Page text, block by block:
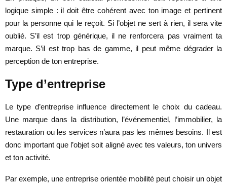
logique simple : il doit être cohérent avec ton image et pertinent
pour la personne qui le reçoit. Si l’objet ne sert à rien, il sera vite
oublié. S’il est trop générique, il ne renforcera pas vraiment ta
marque. S’il est trop bas de gamme, il peut même dégrader la
perception de ton entreprise.
Type d’entreprise
Le type d’entreprise influence directement le choix du cadeau.
Une marque dans la distribution, l’événementiel, l’immobilier, la
restauration ou les services n’aura pas les mêmes besoins. Il est
donc important que l’objet soit aligné avec tes valeurs, ton univers
et ton activité.
Par exemple, une entreprise orientée mobilité peut choisir un objet